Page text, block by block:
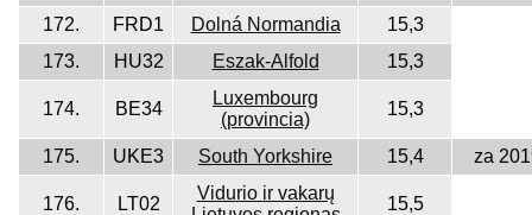
172.
FRD1 Dolná Normandia
15,3
173.
HU32 Eszak-Alfold 15,3
174. BE34
Luxembourg
(provincia)
15,3
175. UKE3 South Yorkshire 15,4 za
176. LT02
Vidurio ir vakarų
15,5